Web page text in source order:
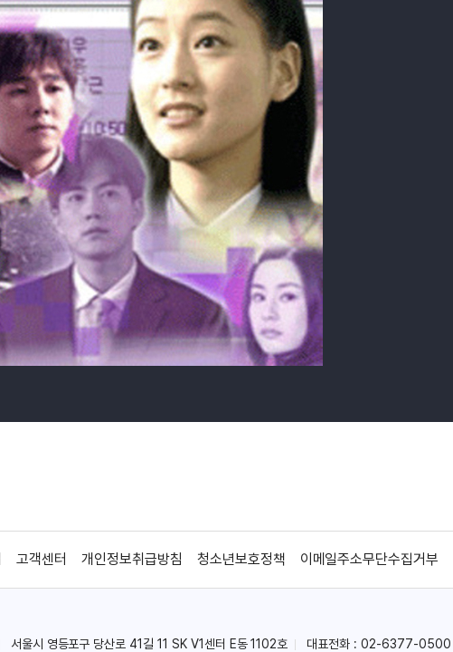
고객센터 개인정보취급방침 청소년보호정책 이메일주소무단수집거부
서울시 영등포구 당산로 41길 11 SK V1센터 E동 1102호 대표전화 : 02-6377-0500